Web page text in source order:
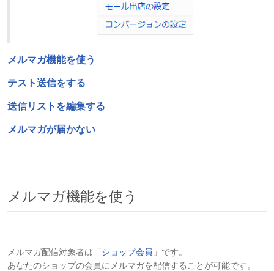
メルマガ機能を使う
テスト送信をする
送信リストを編集する
メルマガが届かない
メルマガ機能を使う
メルマガ配信対象者は「 ショップ会員 」です。
あなたのショップの会員にメルマガを配信することが可能です。